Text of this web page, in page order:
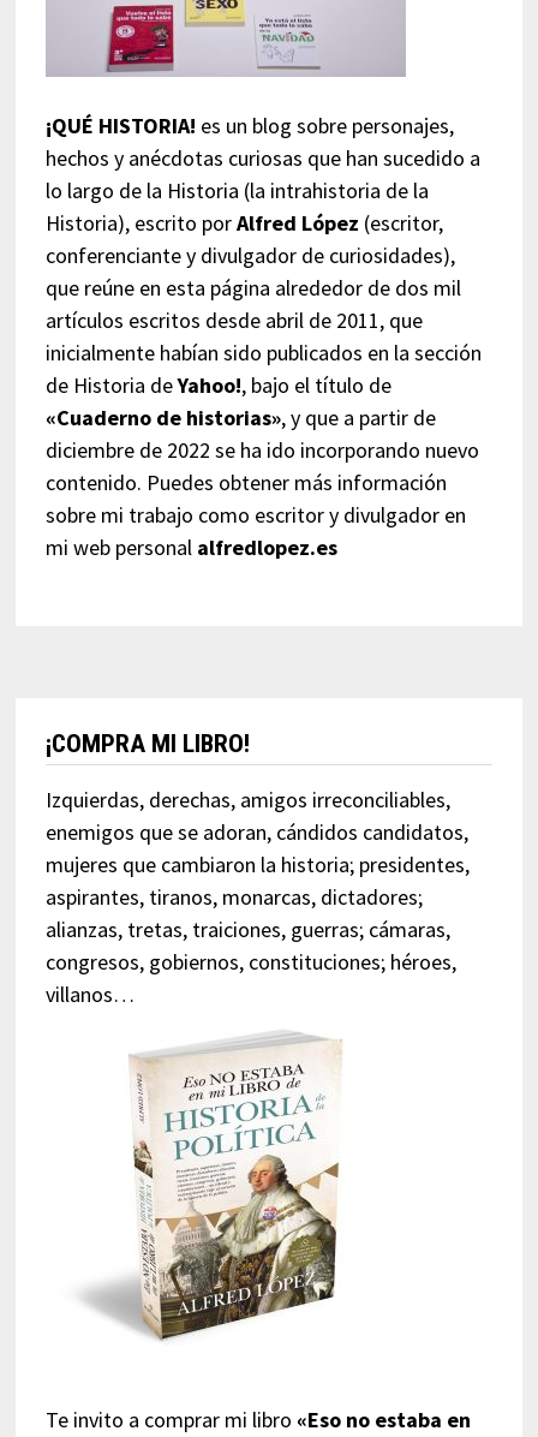
¡QUÉ HISTORIA! es un blog sobre personajes,
hechos y anécdotas curiosas que han sucedido a
lo largo de la Historia (la intrahistoria de la
Historia), escrito porAlfred López (escritor,
conferenciante y divulgador de curiosidades),
que reúne en esta página alrededor de dos mil
artículos escritos desde abril de 2011, que
inicialmente habían sido publicados en la sección
de Historia deYahoo!, bajo el título de
«Cuaderno de historias», y que a partir de
diciembre de 2022 se ha ido incorporando nuevo
contenido. Puedes obtener más información
sobre mi trabajo como escritor y divulgador en
mi web personal alfredlopez.es
¡COMPRA MI LIBRO!
Izquierdas, derechas, amigos irreconciliables,
enemigos que se adoran, cándidos candidatos,
mujeres que cambiaron la historia; presidentes,
aspirantes, tiranos, monarcas, dictadores;
alianzas, tretas, traiciones, guerras; cámaras,
congresos, gobiernos, constituciones; héroes,
villanos…
Te invito a comprar mi libro «Eso no estaba en